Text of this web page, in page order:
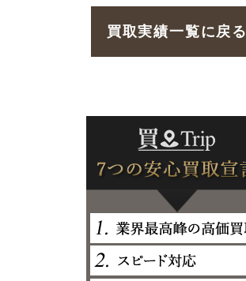
買取実績一覧に戻る